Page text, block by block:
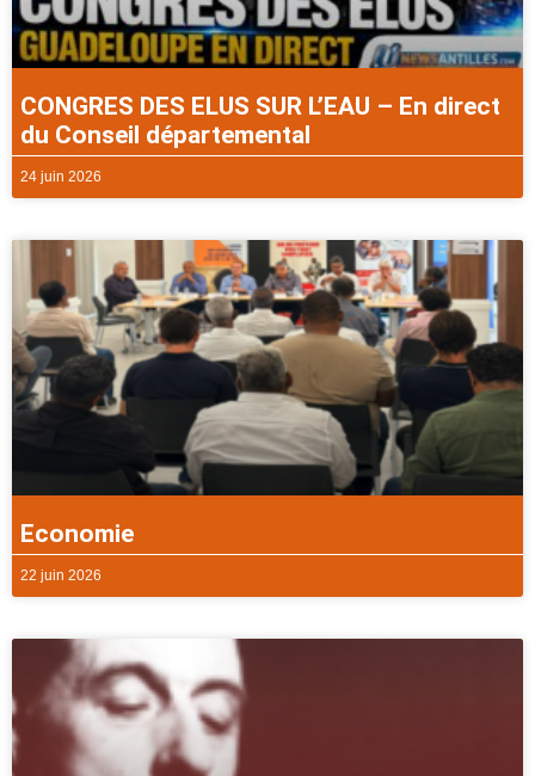
CONGRES DES ELUS SUR L’EAU – En direct
du Conseil départemental
24 juin 2026
Economie
22 juin 2026